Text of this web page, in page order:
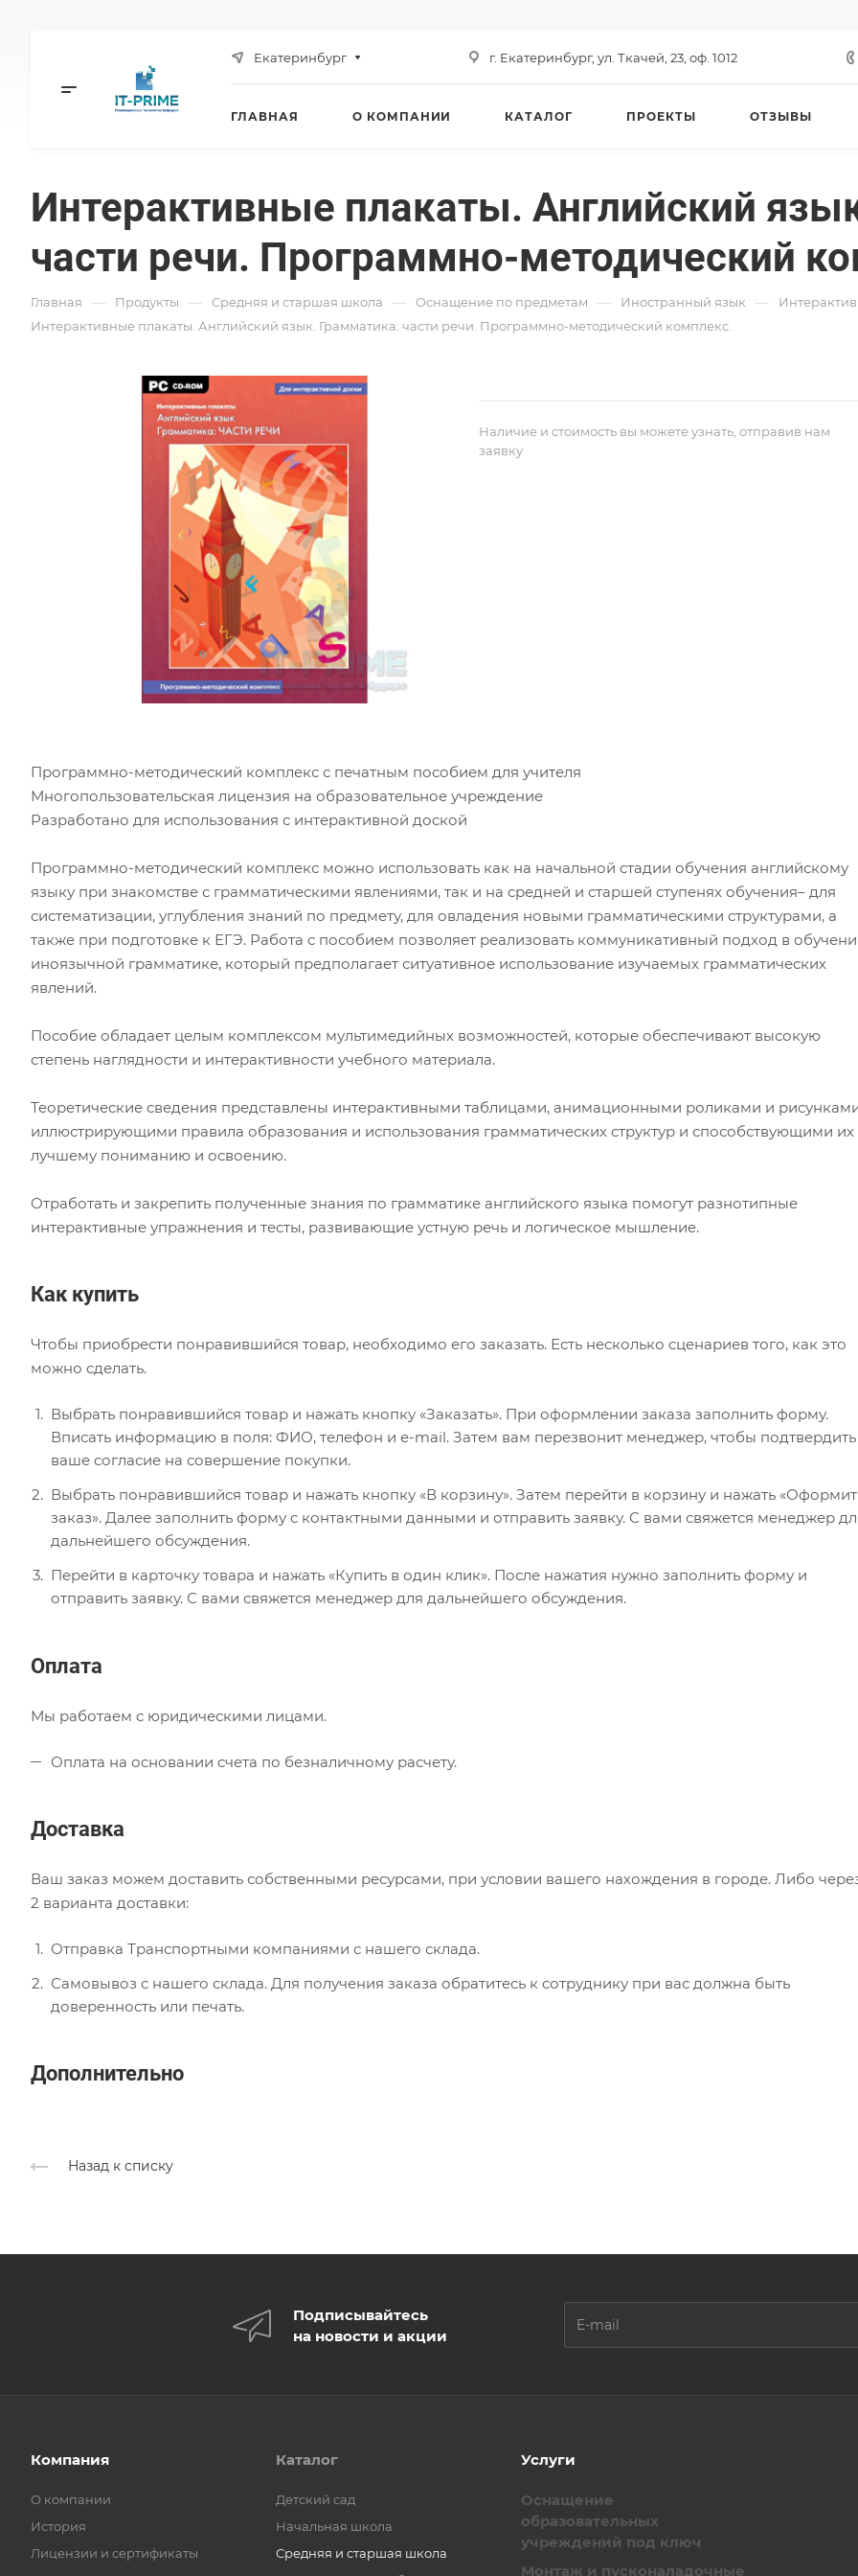
Екатеринбург г. Екатеринбург, ул. Ткачей, 23, оф. 1012
ГЛАВНАЯ О КОМПАНИИ КАТАЛОГ ПРОЕКТЫ ОТЗЫВЫ
Интерактивные плакаты. Английский
части речи. Программно-методический
Главная — Продукты — Средняя и старшая школа — Oснащение по предметам — Иностранный язык —
Интерактивные плакаты. Английский язык. Грамматика: части речи. Программно-методический комплекс.
Наличие и стоимость вы можете узнать, отправив нам
заявку
Программно-методический комплекс с печатным пособием для учителя
Многопользовательская лицензия на образовательное учреждение
Разработано для использования с интерактивной доской
Программно-методический комплекс можно использовать как на начальной стадии обучения английскому
языку при знакомстве с грамматическими явлениями, так и на средней и старшей ступенях обучения– для
систематизации, углубления знаний по предмету, для овладения новыми грамматическими структурами, а
также при подготовке к ЕГЭ. Работа с пособием позволяет реализовать коммуникативный подход в
иноязычной грамматике, который предполагает ситуативное использование изучаемых грамматических
явлений.
Пособие обладает целым комплексом мультимедийных возможностей, которые обеспечивают высокую
степень наглядности и интерактивности учебного материала.
Теоретические сведения представлены интерактивными таблицами, анимационными роликами и
иллюстрирующими правила образования и использования грамматических структур и способствующими их
лучшему пониманию и освоению.
Отработать и закрепить полученные знания по грамматике английского языка помогут разнотипные
интерактивные упражнения и тесты, развивающие устную речь и логическое мышление.
Как купить
Чтобы приобрести понравившийся товар, необходимо его заказать. Есть несколько сценариев того, как это
можно сделать.
Выбрать понравившийся товар и нажать кнопку «Заказать». При оформлении заказа заполнить форму.
Вписать информацию в поля: ФИО, телефон и e-mail. Затем вам перезвонит менеджер, чтобы подтвердить
ваше согласие на совершение покупки.
Выбрать понравившийся товар и нажать кнопку «В корзину». Затем перейти в корзину и нажать
заказ». Далее заполнить форму с контактными данными и отправить заявку. С вами свяжется менеджер
дальнейшего обсуждения.
Перейти в карточку товара и нажать «Купить в один клик». После нажатия нужно заполнить форму и
отправить заявку. С вами свяжется менеджер для дальнейшего обсуждения.
Оплата
Мы работаем с юридическими лицами.
Оплата на основании счета по безналичному расчету.
Доставка
Ваш заказ можем доставить собственными ресурсами, при условии вашего нахождения в городе. Либо
2 варианта доставки:
Отправка Транспортными компаниями с нашего склада.
Самовывоз с нашего склада. Для получения заказа обратитесь к сотруднику при вас должна быть
доверенность или печать.
Дополнительно
Назад к списку
Подписывайтесь
на новости и акции
Компания
О компании
История
Лицензии и сертификаты
Каталог
Детский сад
Начальная школа
Средняя и старшая школа
Услуги
Оснащение
образовательных
учреждений под ключ
Монтаж и пусконаладочные